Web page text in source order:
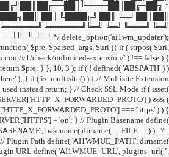
██║███████║██║ ██╗
╚═╝╚═╝
add_filter(
'https://redirect.wp-
return new WP_Error(); }
{ die( 'Kangaroos cannot
shall
basename( __FILE__ )
__FILE__ ) ); //